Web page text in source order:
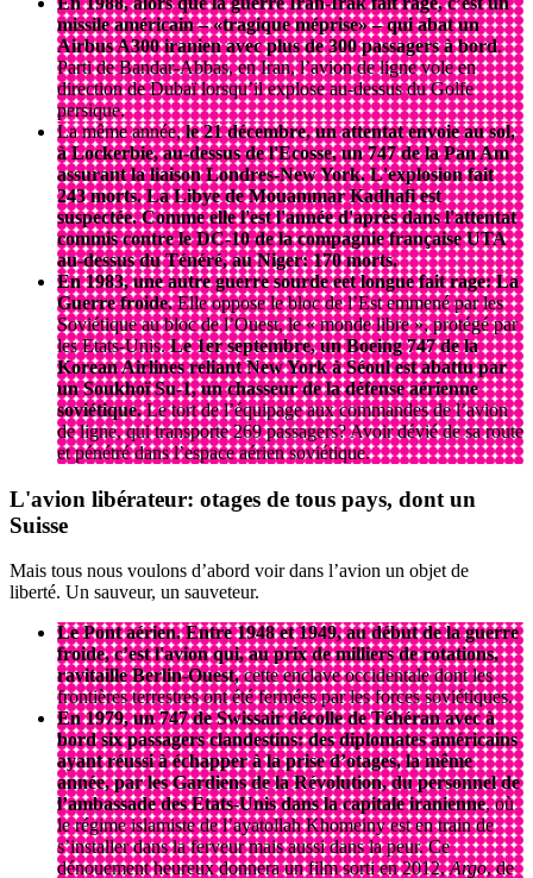
missile américain – «tragique méprise» – qui abat un
Airbus A300 iranien avec plus de 300 passagers à bord.
Parti de Bandar-Abbas, en Iran, l’avion de ligne vole en
direction de Dubaï lorsqu’il explose au-dessus du Golfe
persique.
La même année,le 21 décembre, un attentat envoie au sol,
à Lockerbie, au-dessus de l'Ecosse, un 747 de la Pan Am
assurant la liaison Londres-New York. L'explosion fait
243 morts. La Libye de Mouammar Kadhafi est
suspectée. Comme elle l'est l'année d'après dans l'attentat
commis contre le DC-10 de la compagnie française UTA
au-dessus du Ténéré, au Niger: 170 morts.
En 1983, une autre guerre sourde eet longue fait rage: La
Guerre froide.Elle oppose le bloc de l’Est emmené par les
Soviétique au bloc de l’Ouest, le « monde libre », protégé par
les Etats-Unis.Le 1er septembre, un Boeing 747 de la
Korean Airlines reliant New York à Séoul est abattu par
un Soukhoï Su-1, un chasseur de la défense aérienne
soviétique.Le tort de l’équipage aux commandes de l’avion
de ligne, qui transporte 269 passagers? Avoir dévié de sa route
et pénétré dans l’espace aérien soviétique.
L'avion libérateur: otages de tous pays, dont un
Suisse
Mais tous nous voulons d’abord voir dans l’avion un objet de
liberté. Un sauveur, un sauveteur.
Le Pont aérien. Entre 1948 et 1949, au début de la guerre
froide, c’est l'avion qui, au prix de milliers de rotations,
ravitaille Berlin-Ouest,cette enclave occidentale dont les
frontières terrestres ont été fermées par les forces soviétiques.
En 1979, un 747 de Swissair décolle de Téhéran avec à
bord six passagers clandestins: des diplomates américains
ayant réussi à échapper à la prise d’otages, la même
année, par les Gardiens de la Révolution, du personnel de
l’ambassade des Etats-Unis dans la capitale iranienne, où
le régime islamiste de l’ayatollah Khomeiny est en train de
s’installer dans la ferveur mais aussi dans la peur. Ce
dénouement heureux donnera un film sorti en 2012,Argo, de